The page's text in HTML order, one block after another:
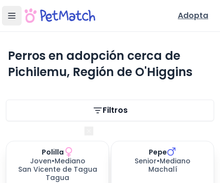
Adopta
Perros en adopción cerca de
Pichilemu, Región de O'Higgins
Filtros
días esperando
Polilla
Joven•Mediano
San Vicente de Tagua
Tagua
Pepe
Senior•Mediano
Machalí